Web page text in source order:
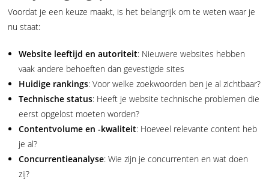
Voordat je een keuze maakt, is het belangrijk om te weten waar je
nu staat:
Website leeftijd en autoriteit: Nieuwere websites hebben
vaak andere behoeften dan gevestigde sites
Huidige rankings: Voor welke zoekwoorden ben je al zichtbaar?
Technische status: Heeft je website technische problemen die
eerst opgelost moeten worden?
Contentvolume en -kwaliteit: Hoeveel relevante content heb
je al?
Concurrentieanalyse: Wie zijn je concurrenten en wat doen
zij?